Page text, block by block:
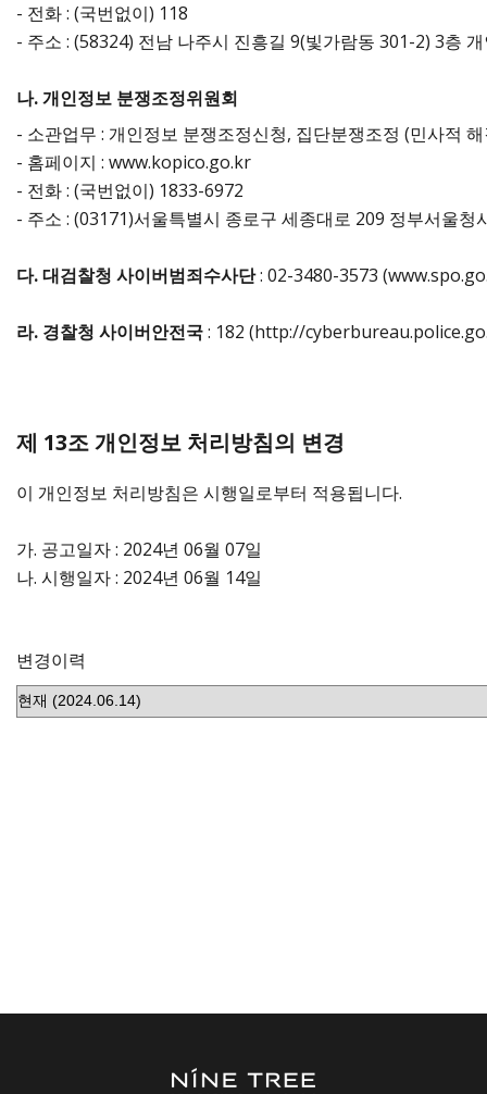
- 전화 : (국번없이) 118
- 주소 : (58324) 전남 나주시 진흥길 9(빛가람동 301-2) 3층
나. 개인정보 분쟁조정위원회
- 소관업무 : 개인정보 분쟁조정신청, 집단분쟁조정 (민사적
- 홈페이지 : www.kopico.go.kr
- 전화 : (국번없이) 1833-6972
- 주소 : (03171)서울특별시 종로구 세종대로 209 정부서울청
다. 대검찰청 사이버범죄수사단: 02-3480-3573
라. 경찰청 사이버안전국: 182 (http://
제 13조 개인정보 처리방침의 변경
이 개인정보 처리방침은 시행일로부터 적용됩니다.
가. 공고일자 : 2024년 06월 07일
나. 시행일자 : 2024년 06월 14일
변경이력